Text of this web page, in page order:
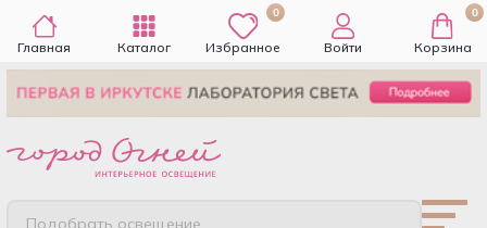
Главная Каталог
0
Избранное Войти
0
Корзина
Подобрать освещение